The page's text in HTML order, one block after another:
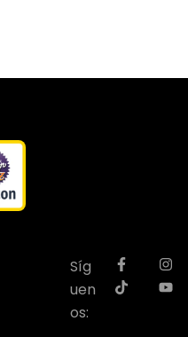
Síg
uen
os: